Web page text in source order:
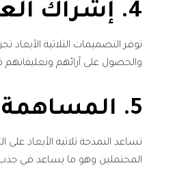
4. إشراك العملاء في عملية التصميم
توفر التصميمات الثلاثية
والحصول على آرائهم وتعليقاتهم
5. المساهمة في عملية التسويق
تساعد النمذجة ثلاثية الأبعاد
المحتملين وهو ما يساعد في